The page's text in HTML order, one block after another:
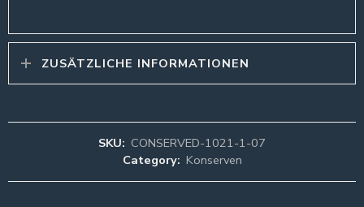
ZUSÄTZLICHE INFORMATIONEN
SKU: CONSERVED-1021-1-07
Category: Konserven